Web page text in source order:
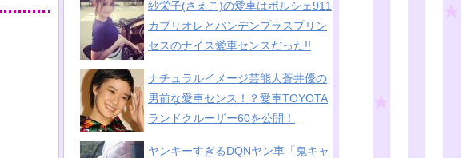
紗栄子(さえこ)の愛車はポルシェ911
カブリオレとバンデンプラスプリン
セスのナイス愛車センスだった!!
ナチュラルイメージ芸能人蒼井優の
男前な愛車センス！？愛車TOYOTA
ランドクルーザー60を公開！
ヤンキーすぎるDQNヤン車「鬼キャ